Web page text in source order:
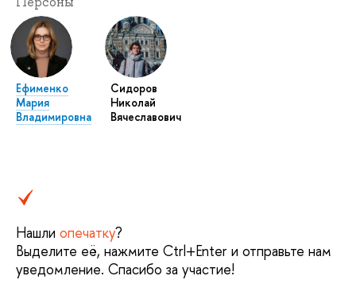
Ефименко
Мария
Владимировна
Сидоров
Николай
Вячеславович
Нашли опечатку?
Выделите её, нажмите Ctrl+Enter и отправьте нам
уведомление. Спасибо за участие!